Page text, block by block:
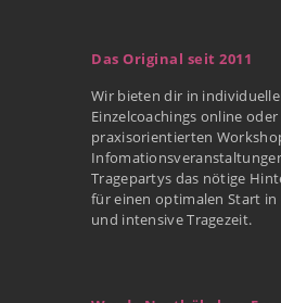
Das Original seit 2011
Wir bieten dir in
Einzelcoachings online
praxisorientierten
Tragepartys das nötige
für einen optimalen Start in
und intensive Tragezeit.